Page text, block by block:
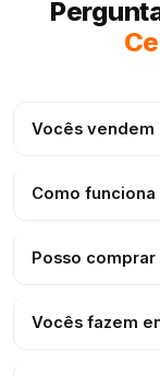
Vocês vendem
Como
Posso
Vocês fazem